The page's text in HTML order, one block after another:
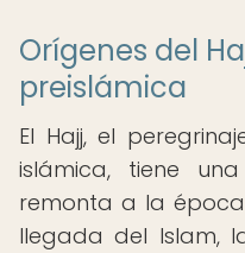
Orígenes del
preislámica
El Hajj, el
islámica, tiene
remonta a la
llegada del Islam,